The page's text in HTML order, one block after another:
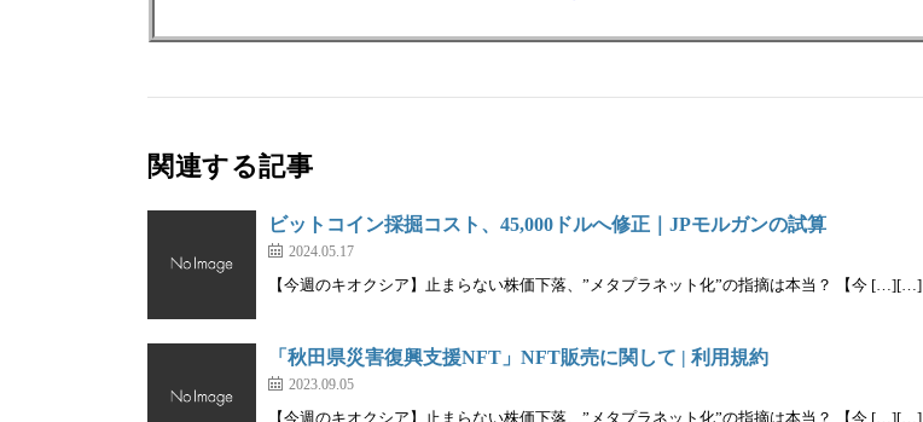
関連する記事
ビットコイン採掘コスト、45,000ドルへ修正｜JPモルガンの試算
2024.05.17
【今週のキオクシア】止まらない株価下落、”メタプラネット化”の指摘は本当？ 【今 […][…]
「秋田県災害復興支援NFT」NFT販売に関して | 利用規約
2023.09.05
【今週のキオクシア】止まらない株価下落、”メタプラネット化”の指摘は本当？ 【今 […][…]